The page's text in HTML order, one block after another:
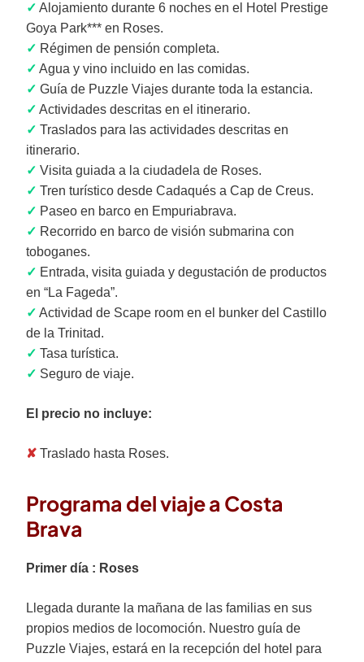
✓ Alojamiento durante 6 noches en el Hotel Prestige
Goya Park*** en Roses.
✓ Régimen de pensión completa.
✓ Agua y vino incluido en las comidas.
✓ Guía de Puzzle Viajes durante toda la estancia.
✓ Actividades descritas en el itinerario.
✓ Traslados para las actividades descritas en
itinerario.
✓ Visita guiada a la ciudadela de Roses.
✓ Tren turístico desde Cadaqués a Cap de Creus.
✓ Paseo en barco en Empuriabrava.
✓ Recorrido en barco de visión submarina con
toboganes.
✓ Entrada, visita guiada y degustación de productos
en “La Fageda”.
✓ Actividad de Scape room en el bunker del Castillo
de la Trinitad.
✓ Tasa turística.
✓ Seguro de viaje.
El precio no incluye:
✘ Traslado hasta Roses.
Programa del viaje a Costa
Brava
Primer día : Roses
Llegada durante la mañana de las familias en sus
propios medios de locomoción. Nuestro guía de
Puzzle Viajes, estará en la recepción del hotel para